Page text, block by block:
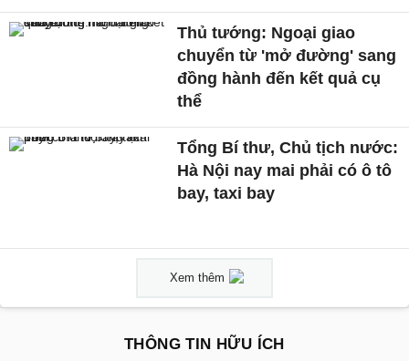
Thủ tướng: Ngoại giao
chuyển từ 'mở đường' sang
đồng hành đến kết quả cụ
thể
Tổng Bí thư, Chủ tịch nước:
Hà Nội nay mai phải có ô tô
bay, taxi bay
Xem thêm
THÔNG TIN HỮU ÍCH